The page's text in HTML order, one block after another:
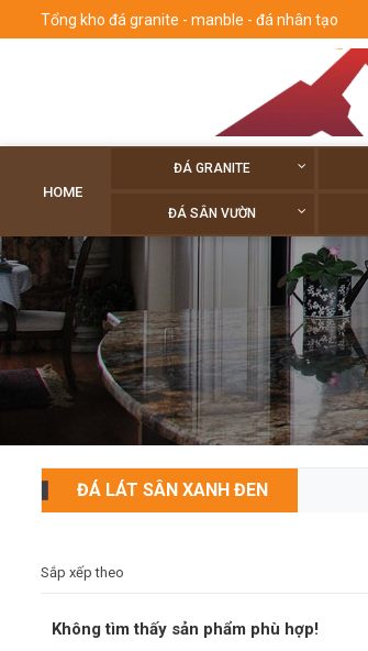
Tổng kho đá granite - manble - đá nhân tạo
HOME
ĐÁ GRANITE
ĐÁ SÂN VƯỜN
ĐÁ LÁT SÂN XANH ĐEN
Sắp xếp theo
Không tìm thấy sản phẩm phù hợp!